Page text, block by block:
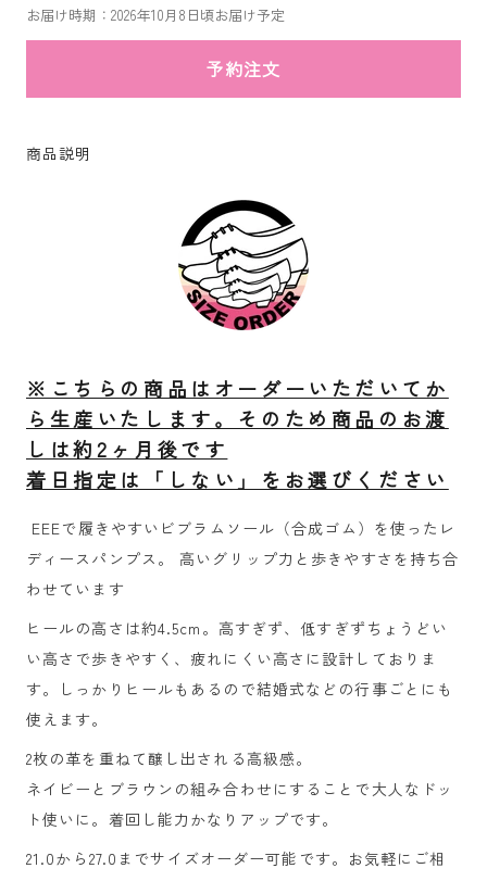
お届け時期：2026年10月8日頃お届け予定
予約注文
商品説明
※こちらの商品はオーダーいただいてか
ら生産いたします。そのため商品のお渡
しは約2ヶ月後です
着日指定は「しない」をお選びください
EEEで履きやすいビブラムソール（合成ゴム）を使ったレ
ディースパンプス。
高いグリップ力と歩きやすさを持ち合
わせています
ヒールの高さは約4.5cm。高すぎず、低すぎずちょうどい
い高さで歩きやすく、疲れにくい高さに設計しておりま
す。
しっかりヒールもあるので結婚式などの行事ごとにも
使えます。
2枚の革を重ねて醸し出される高級感。
ネイビーとブラウンの組み合わせにすることで大人なドッ
ト使いに。着回し能力かなりアップです。
21.0から27.0までサイズオーダー可能です。お気軽にご相